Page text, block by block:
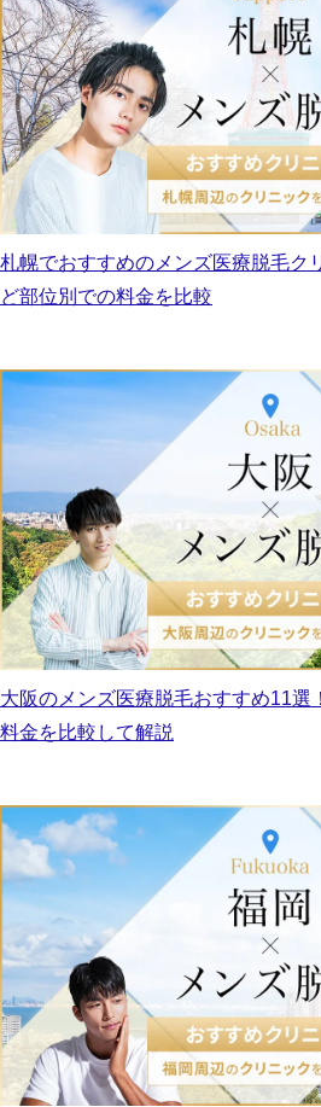
札幌でおすすめのメンズ医療脱毛ク
ど部位別での料金を比較
大阪のメンズ医療脱毛おすすめ11選
料金を比較して解説